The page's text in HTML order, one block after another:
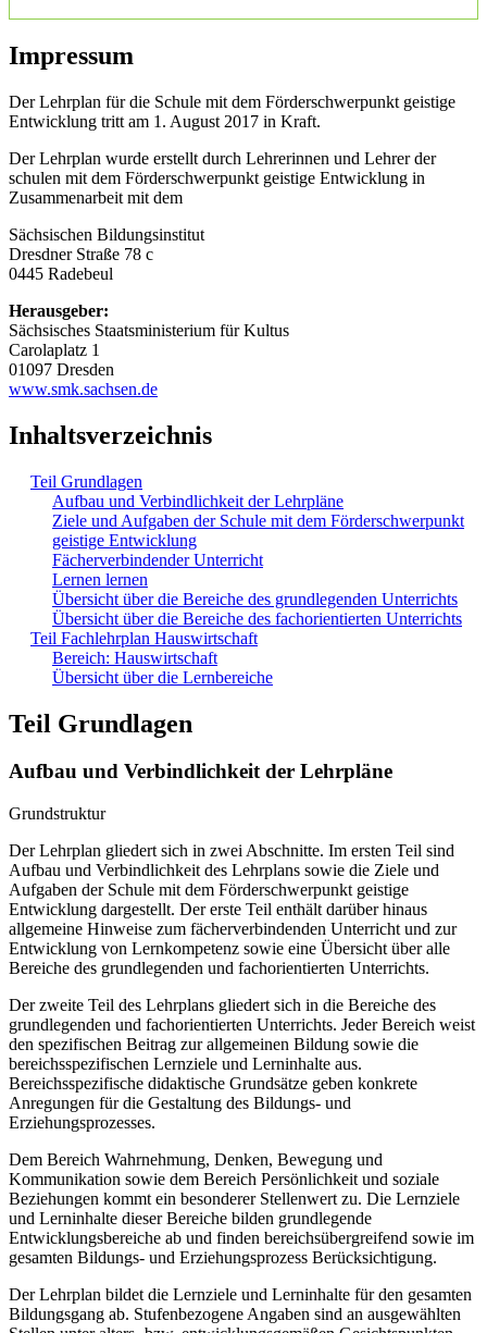
Impressum
Der Lehrplan für die Schule mit dem Förderschwerpunkt geistige
Entwicklung tritt am 1. August 2017 in Kraft.
Der Lehrplan wurde erstellt durch Lehrerinnen und Lehrer der
schulen mit dem Förderschwerpunkt geistige Entwicklung in
Zusammenarbeit mit dem
Sächsischen Bildungsinstitut
Dresdner Straße 78 c
0445 Radebeul
Herausgeber:
Sächsisches Staatsministerium für Kultus
Carolaplatz 1
01097 Dresden
www.smk.sachsen.de
Inhaltsverzeichnis
Teil Grundlagen
Aufbau und Verbindlichkeit der Lehrpläne
Ziele und Aufgaben der Schule mit dem Förderschwerpunkt
geistige Entwicklung
Fächerverbindender Unterricht
Lernen lernen
Übersicht über die Bereiche des grundlegenden Unterrichts
Übersicht über die Bereiche des fachorientierten Unterrichts
Teil Fachlehrplan Hauswirtschaft
Bereich: Hauswirtschaft
Übersicht über die Lernbereiche
Teil Grundlagen
Aufbau und Verbindlichkeit der Lehrpläne
Grundstruktur
Der Lehrplan gliedert sich in zwei Abschnitte. Im ersten Teil sind
Aufbau und Verbindlichkeit des Lehrplans sowie die Ziele und
Aufgaben der Schule mit dem Förderschwerpunkt geistige
Entwicklung dargestellt. Der erste Teil enthält darüber hinaus
allgemeine Hinweise zum fächerverbindenden Unterricht und zur
Entwicklung von Lernkompetenz sowie eine Übersicht über alle
Bereiche des grundlegenden und fachorientierten Unterrichts.
Der zweite Teil des Lehrplans gliedert sich in die Bereiche des
grundlegenden und fachorientierten Unterrichts. Jeder Bereich weist
den spezifischen Beitrag zur allgemeinen Bildung sowie die
bereichsspezifischen Lernziele und Lerninhalte aus.
Bereichsspezifische didaktische Grundsätze geben konkrete
Anregungen für die Gestaltung des Bildungs- und
Erziehungsprozesses.
Dem Bereich Wahrnehmung, Denken, Bewegung und
Kommunikation sowie dem Bereich Persönlichkeit und soziale
Beziehungen kommt ein besonderer Stellenwert zu. Die Lernziele
und Lerninhalte dieser Bereiche bilden grundlegende
Entwicklungsbereiche ab und finden bereichsübergreifend sowie im
gesamten Bildungs- und Erziehungsprozess Berücksichtigung.
Der Lehrplan bildet die Lernziele und Lerninhalte für den gesamten
Bildungsgang ab. Stufenbezogene Angaben sind an ausgewählten